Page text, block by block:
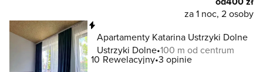
za 1 noc, 2 osoby
Apartamenty Katarina Ustrzyki Dolne
Ustrzyki Dolne 100 m od centrum
10 Rewelacyjny 3 opinie